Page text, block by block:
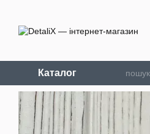
Каталог